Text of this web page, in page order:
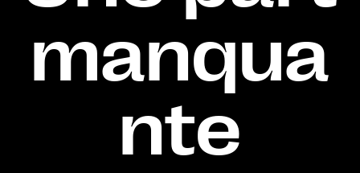
manqua
nte